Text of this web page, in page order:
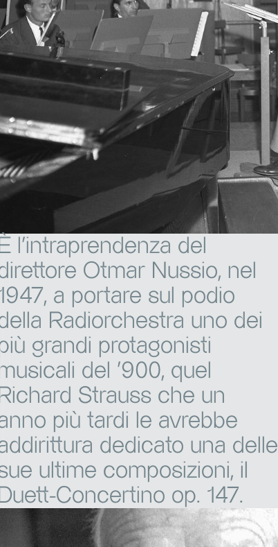
È l’intraprendenza del
Otmar Nussio, nel
a portare sul podio
Radiorchestra uno dei
grandi protagonisti
del ‘900, quel
Richard Strauss che un
più tardi le avrebbe
dedicato una delle
ultime composizioni, il
Duett-Concertino op. 147.